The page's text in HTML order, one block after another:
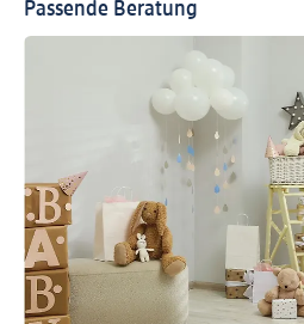
Passende Beratung